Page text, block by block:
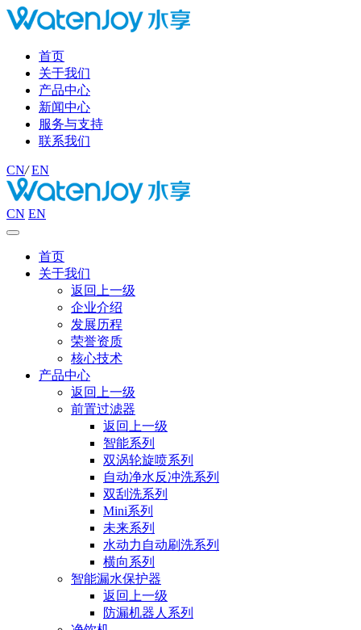
首页
关于我们
产品中心
新闻中心
服务与支持
联系我们
CN/ EN
CN EN
首页
关于我们
返回上一级
企业介绍
发展历程
荣誉资质
核心技术
产品中心
返回上一级
前置过滤器
返回上一级
智能系列
双涡轮旋喷系列
自动净水反冲洗系列
双刮洗系列
Mini系列
未来系列
水动力⾃动刷洗系列
横向系列
智能漏水保护器
返回上一级
防漏机器人系列